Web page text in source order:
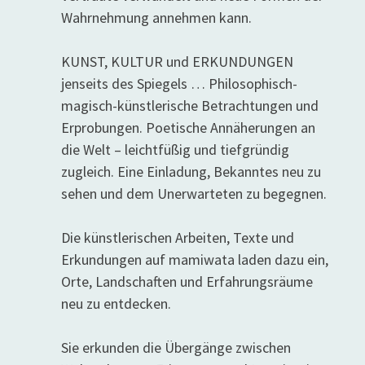
Wahrnehmung annehmen kann.
KUNST, KULTUR und ERKUNDUNGEN
jenseits des Spiegels … Philosophisch-
magisch-künstlerische Betrachtungen und
Erprobungen. Poetische Annäherungen an
die Welt – leichtfüßig und tiefgründig
zugleich. Eine Einladung, Bekanntes neu zu
sehen und dem Unerwarteten zu begegnen.
Die künstlerischen Arbeiten, Texte und
Erkundungen auf mamiwata laden dazu ein,
Orte, Landschaften und Erfahrungsräume
neu zu entdecken.
Sie erkunden die Übergänge zwischen